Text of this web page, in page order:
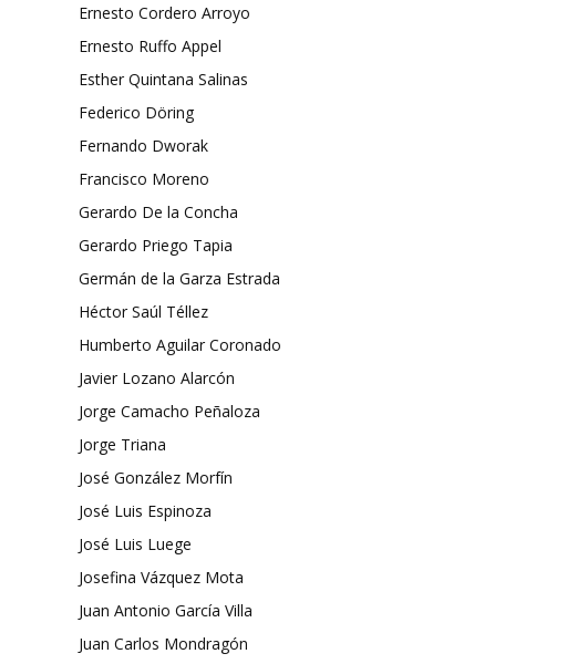
Ernesto Cordero Arroyo
Ernesto Ruffo Appel
Esther Quintana Salinas
Federico Döring
Fernando Dworak
Francisco Moreno
Gerardo De la Concha
Gerardo Priego Tapia
Germán de la Garza Estrada
Héctor Saúl Téllez
Humberto Aguilar Coronado
Javier Lozano Alarcón
Jorge Camacho Peñaloza
Jorge Triana
José González Morfín
José Luis Espinoza
José Luis Luege
Josefina Vázquez Mota
Juan Antonio García Villa
Juan Carlos Mondragón